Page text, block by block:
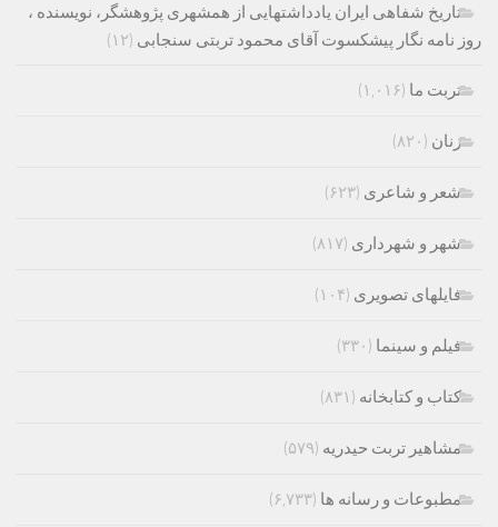
تاریخ شفاهی ایران یادداشتهایی از همشهری پژوهشگر، نویسنده ،
روز نامه نگار پیشکسوت آقای محمود تربتی سنجابی (۱۲)
تربت ما (۱,۰۱۶)
زنان (۸۲۰)
شعر و شاعری (۶۲۳)
شهر و شهرداری (۸۱۷)
فایلهای تصویری (۱۰۴)
فیلم و سینما (۳۳۰)
کتاب و کتابخانه (۸۳۱)
مشاهیر تربت حیدریه (۵۷۹)
مطبوعات و رسانه ها (۶,۷۳۳)